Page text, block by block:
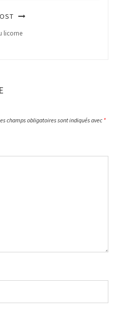
licorne
champs obligatoires sont indiqués avec *